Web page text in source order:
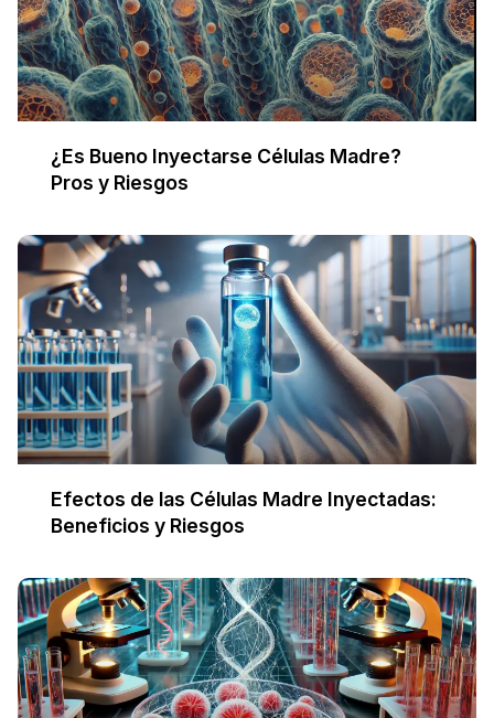
¿Es Bueno Inyectarse Células Madre?
Pros y Riesgos
Efectos de las Células Madre Inyectadas:
Beneficios y Riesgos